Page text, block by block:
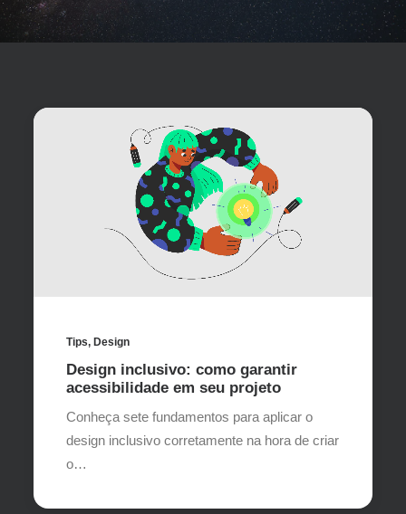
Tips, Design
Design inclusivo: como garantir
acessibilidade em seu projeto
Conheça sete fundamentos para aplicar o
design inclusivo corretamente na hora de criar
o…